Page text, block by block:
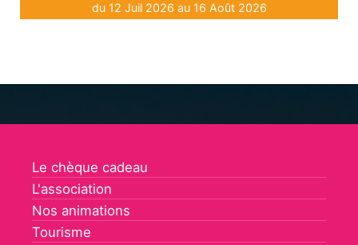
du 12 Juil 2026 au 16 Août 2026
Le chèque cadeau
L'association
Nos animations
Tourisme